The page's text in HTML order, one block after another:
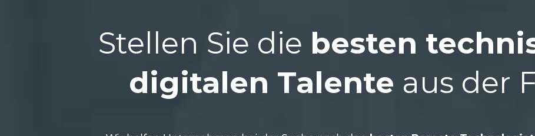
Stellen Sie die besten
digitalen Talente aus der